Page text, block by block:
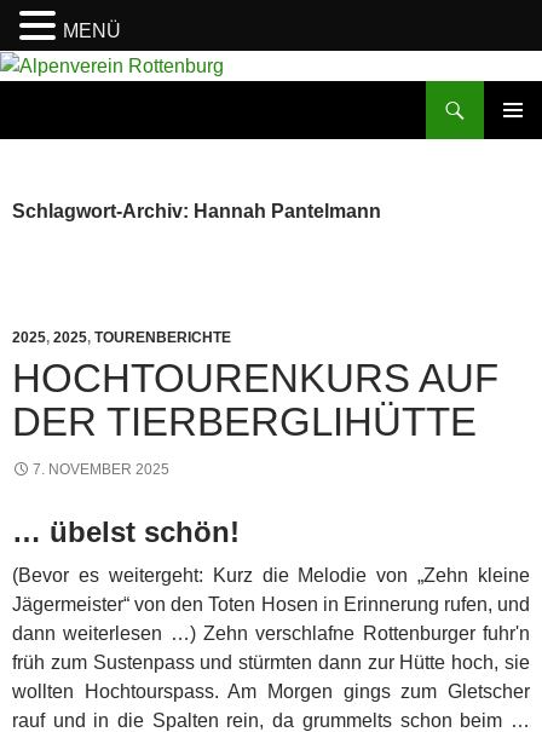
Zum
Schlagwort-Archiv: Hannah Pantelmann
2025, 2025, TOURENBERICHTE
HOCHTOURENKURS AUF
DER TIERBERGLIHÜTTE
7. NOVEMBER 2025
… übelst schön!
(Bevor es weitergeht: Kurz die Melodie von „Zehn kleine
Jägermeister“ von den Toten Hosen in Erinnerung rufen, und
dann weiterlesen …) Zehn verschlafne Rottenburger fuhr'n
früh zum Sustenpass und stürmten dann zur Hütte hoch, sie
wollten Hochtourspass. Am Morgen gings zum Gletscher
rauf und in die Spalten rein, da grummelts schon beim …
MENÜ